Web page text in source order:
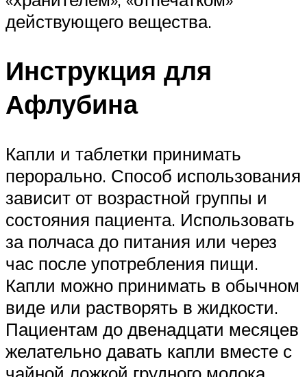
действующего вещества.
Инструкция для
Афлубина
Капли и таблетки принимать
перорально. Способ использования
зависит от возрастной группы и
состояния пациента. Использовать
за полчаса до питания или через
час после употребления пищи.
Капли можно принимать в обычном
виде или растворять в жидкости.
Пациентам до двенадцати месяцев
желательно давать капли вместе с